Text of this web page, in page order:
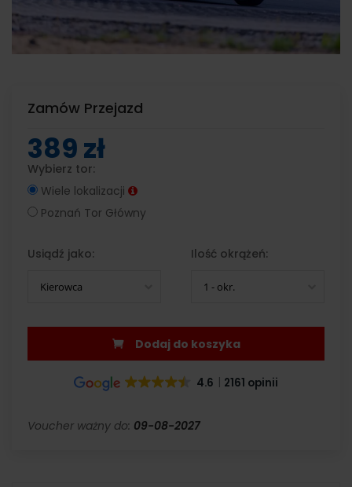
Zamów Przejazd
389 zł
Wybierz tor:
Wiele lokalizacji
Poznań Tor Główny
Usiądź jako:
Kierowca
Ilość okrążeń:
1 - okr.
Dodaj do koszyka
4.6 2161 opinii
Voucher ważny do: 09-08-2027